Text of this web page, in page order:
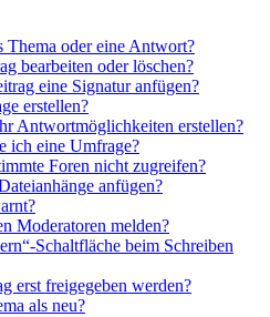
Thema oder eine Antwort?
bearbeiten oder löschen?
eine Signatur anfügen?
erstellen?
Antwortmöglichkeiten erstellen?
ich eine Umfrage?
Foren nicht zugreifen?
anfügen?
Moderatoren melden?
Schaltfläche beim Schreiben
erst freigegeben werden?
als neu?